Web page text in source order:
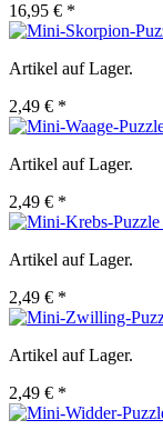
16,95 € *
Artikel auf Lager.
2,49 € *
Artikel auf Lager.
2,49 € *
Artikel auf Lager.
2,49 € *
Artikel auf Lager.
2,49 € *